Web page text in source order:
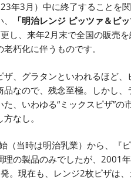
年3月）中に終了することを
「明治レンジ ピッツァ＆ピ
し、来年2月末で全国の販売を
朽化に伴うものです。
、グラタンといわれるほど
品なので、残念至極。しかし
、いわゆる“ミックスピザ”
なし。
（当時は明治乳業）から、『
理の製品のみでしたが、2001
。現在も、レンジ2枚ピザは